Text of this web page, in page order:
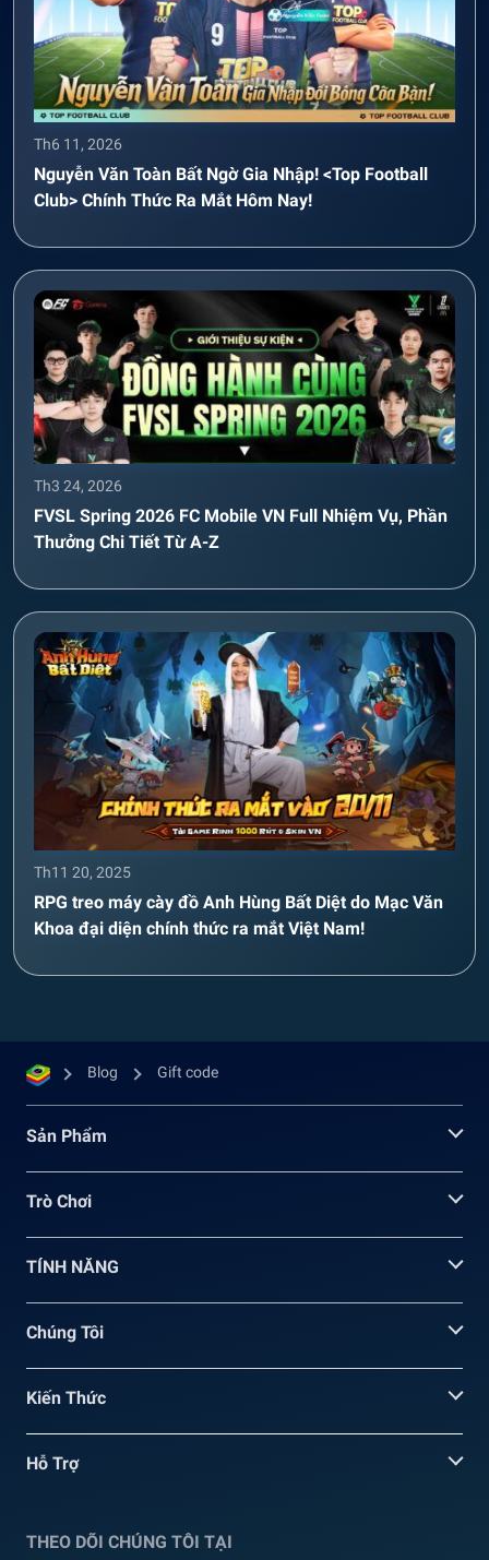
Th6 11, 2026
Nguyễn Văn Toàn Bất Ngờ Gia Nhập! <Top Football
Club> Chính Thức Ra Mắt Hôm Nay!
Th3 24, 2026
FVSL Spring 2026 FC Mobile VN Full Nhiệm Vụ, Phần
Thưởng Chi Tiết Từ A-Z
Th11 20, 2025
RPG treo máy cày đồ Anh Hùng Bất Diệt do Mạc Văn
Khoa đại diện chính thức ra mắt Việt Nam!
Blog Gift code
Sản Phẩm
Trò Chơi
TÍNH NĂNG
Chúng Tôi
Kiến Thức
Hỗ Trợ
THEO DÕI CHÚNG TÔI TẠI